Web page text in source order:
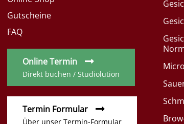
Gutscheine
FAQ
Online Termin
Direkt buchen / Studiolution
Termin Formular
Über unser Termin-Formular